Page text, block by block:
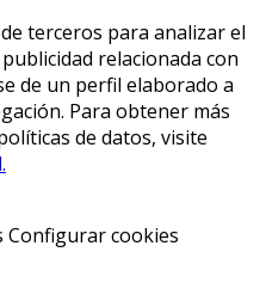
terceros para analizar el
relacionada con
de un perfil elaborado a
Para obtener más
de datos, visite
Configurar cookies